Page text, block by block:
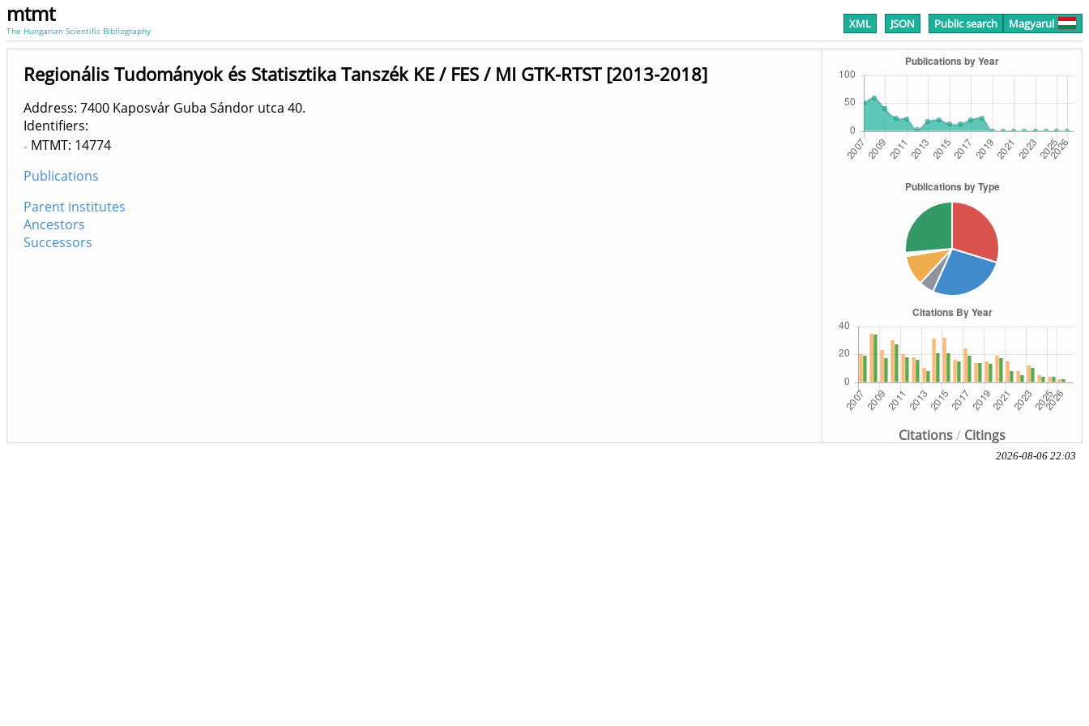
mtmt
The Hungarian Scientific Bibliography XML JSON Public search Magyarul
Citations/ Citings
Regionális Tudományok és Statisztika Tanszék KE / FES / MI GTK-RTST [2013-2018]
Address: 7400 Kaposvár Guba Sándor utca 40.
Identifiers
MTMT: 14774
Publications
Parent institutes
Ancestors
Successors
2026-08-06 22:03